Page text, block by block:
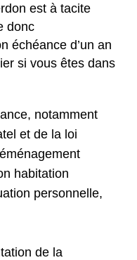
est à tacite
donc
échéance d’un an
si vous êtes dans
notamment
et de la loi
habitation
personnelle,
de la